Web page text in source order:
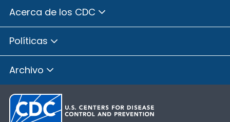
Acerca de los CDC
Políticas
Archivo